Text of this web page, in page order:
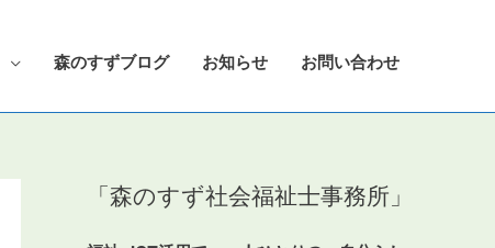
森のすずブログ お知らせ お問い合わせ
「森のすず社会福祉士事務所」